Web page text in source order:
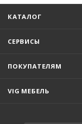
КАТАЛОГ
СЕРВИСЫ
ПОКУПАТЕЛЯМ
VIG МЕБЕЛЬ